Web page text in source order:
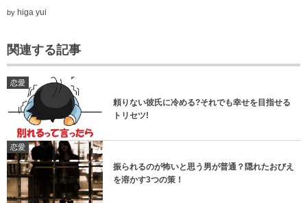
by higa yui
関連する記事
恋愛
頼りない彼氏に冷める?それでも幸せを目指せる
トリセツ!
恋愛
振られるのが怖いと思う男が普通？隠れたおびえ
を溶かす3つの策！